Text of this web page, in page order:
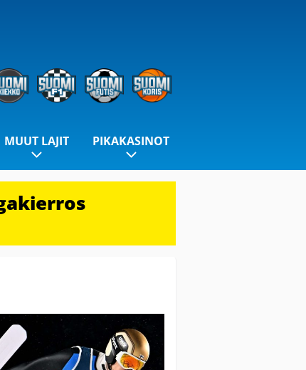
MUUT LAJIT PIKAKASINOT